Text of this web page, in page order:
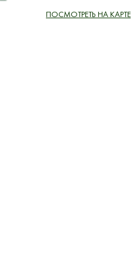
ПОСМОТРЕТЬ НА КАРТЕ